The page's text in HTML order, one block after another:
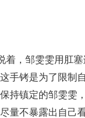
着，邹雯雯用肛
手铐是为了限制
持镇定的邹雯雯
量不暴露出自己